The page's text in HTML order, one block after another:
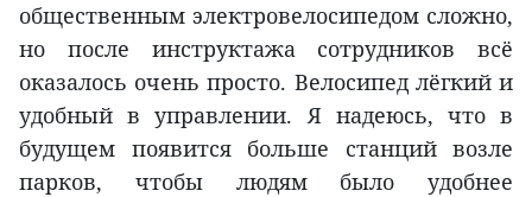
общественным электровелосипедом сложно,
но после инструктажа сотрудников всё
оказалось очень просто. Велосипед лёгкий и
удобный в управлении. Я надеюсь, что в
будущем появится больше станций возле
парков, чтобы людям было удобнее